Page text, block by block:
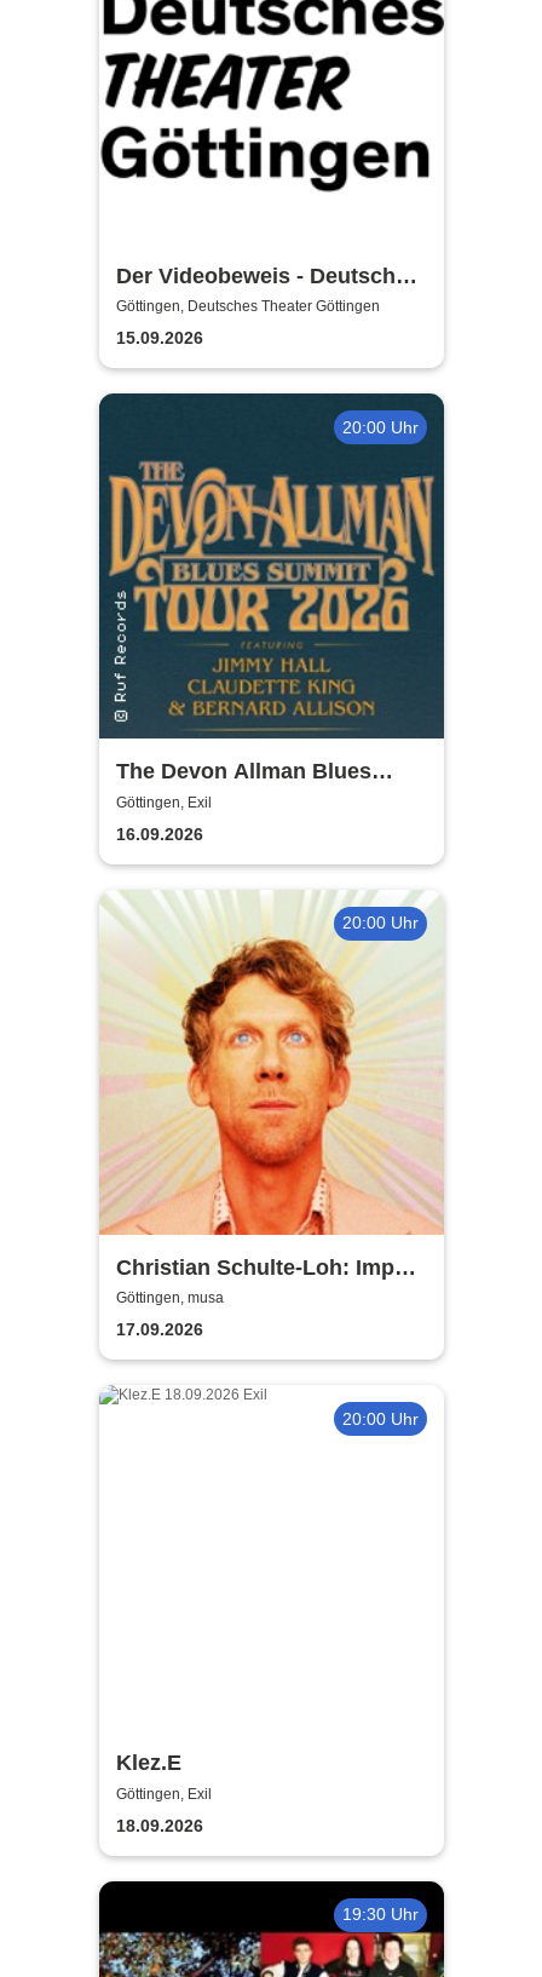
Der Videobeweis - Deutsches
Theater Göttingen
Göttingen, Deutsches Theater Göttingen
15.09.2026
20:00 Uhr
The Devon Allman Blues
Summit - European Tour 2026
Göttingen, Exil
16.09.2026
20:00 Uhr
Christian Schulte-Loh: Import
Export
Göttingen, musa
17.09.2026
20:00 Uhr
Klez.E
Göttingen, Exil
18.09.2026
19:30 Uhr